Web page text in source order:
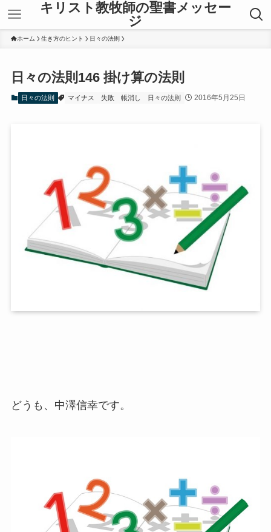
キリスト教牧師の聖書メッセー
ジ
ホーム 生き方のヒント 日々の法則
日々の法則146 掛け算の法則
日々の法則 マイナス 失敗 帳消し 日々の法則 2016年5月25日
どうも、中澤信幸です。